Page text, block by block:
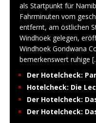
als Startpunkt für
Fahrminuten vom
entfernt, am östlichen
Windhoek gelegen,
Windhoek Gondwana
bemerkenswert ruhige
Der Hotelcheck:
Hotelcheck: Die
Der Hotelcheck:
Der Hotelcheck: